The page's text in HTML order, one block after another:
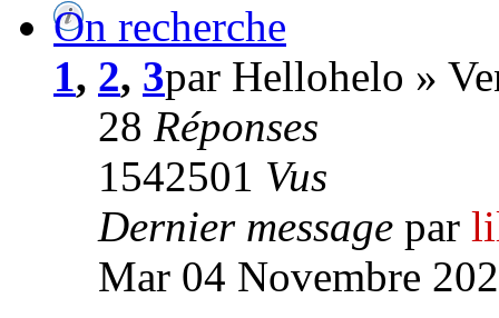
On recherche
1, 2, 3par Hellohelo »
28 Réponses
1542501 Vus
Dernier message par
Mar 04 Novembre